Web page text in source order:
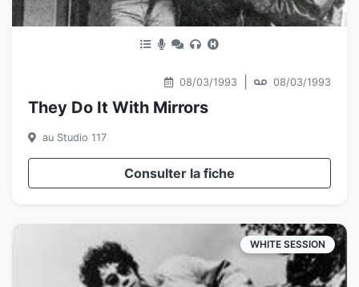
08/03/1993 08/03/1993
They Do It With Mirrors
au Studio 117
Consulter la fiche
WHITE SESSION